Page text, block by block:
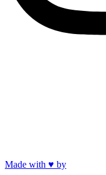
Made with ♥ by